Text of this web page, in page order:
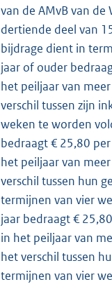
van de AMvB van
dertiende deel van
bijdrage dient in
jaar of ouder
het peiljaar van
verschil tussen zijn
weken te worden
bedraagt € 25,80
het peiljaar van
verschil tussen hun
termijnen van vier
jaar bedraagt €
in het peiljaar van
het verschil tussen
termijnen van vier